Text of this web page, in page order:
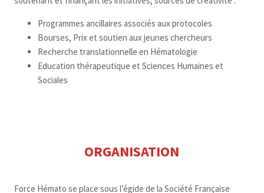
Programmes ancillaires associés aux protocoles
Bourses, Prix et soutien aux jeunes chercheurs
Recherche translationnelle en Hématologie
Education thérapeutique et Sciences Humaines et
Sociales
ORGANISATION
Force Hémato se place sous l’égide de la Société Française